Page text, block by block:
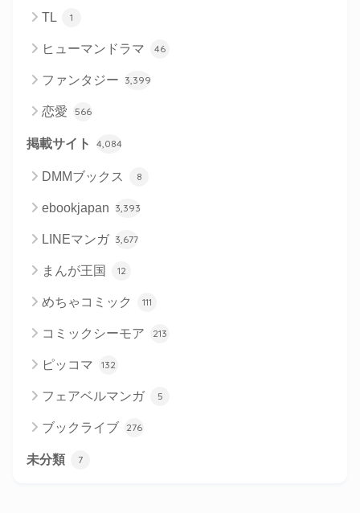
TL 1
ヒューマンドラマ 46
ファンタジー 3,399
恋愛 566
掲載サイト 4,084
DMMブックス 8
ebookjapan 3,393
LINEマンガ 3,677
まんが王国 12
めちゃコミック 111
コミックシーモア 213
ピッコマ 132
フェアベルマンガ 5
ブックライブ 276
未分類 7